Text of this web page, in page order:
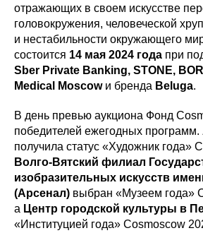
отражающих в своем искусстве
головокружения, человеческой
и нестабильности окружающего
состоится 14 мая 2024 года при
Sber Private Banking, STONE,
Medical Moscowи бренда Beluga.
В день превью аукциона Фонд
победителей ежегодных программ.
получила статус «Художник года»
Волго-Вятский филиал
изобразительных искусств
(Арсенал) выбран «Музеем года»
а Центр городской культуры в
«Институцией года» Cosmoscow